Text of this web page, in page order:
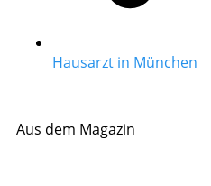
Hausarzt in München
Aus dem Magazin